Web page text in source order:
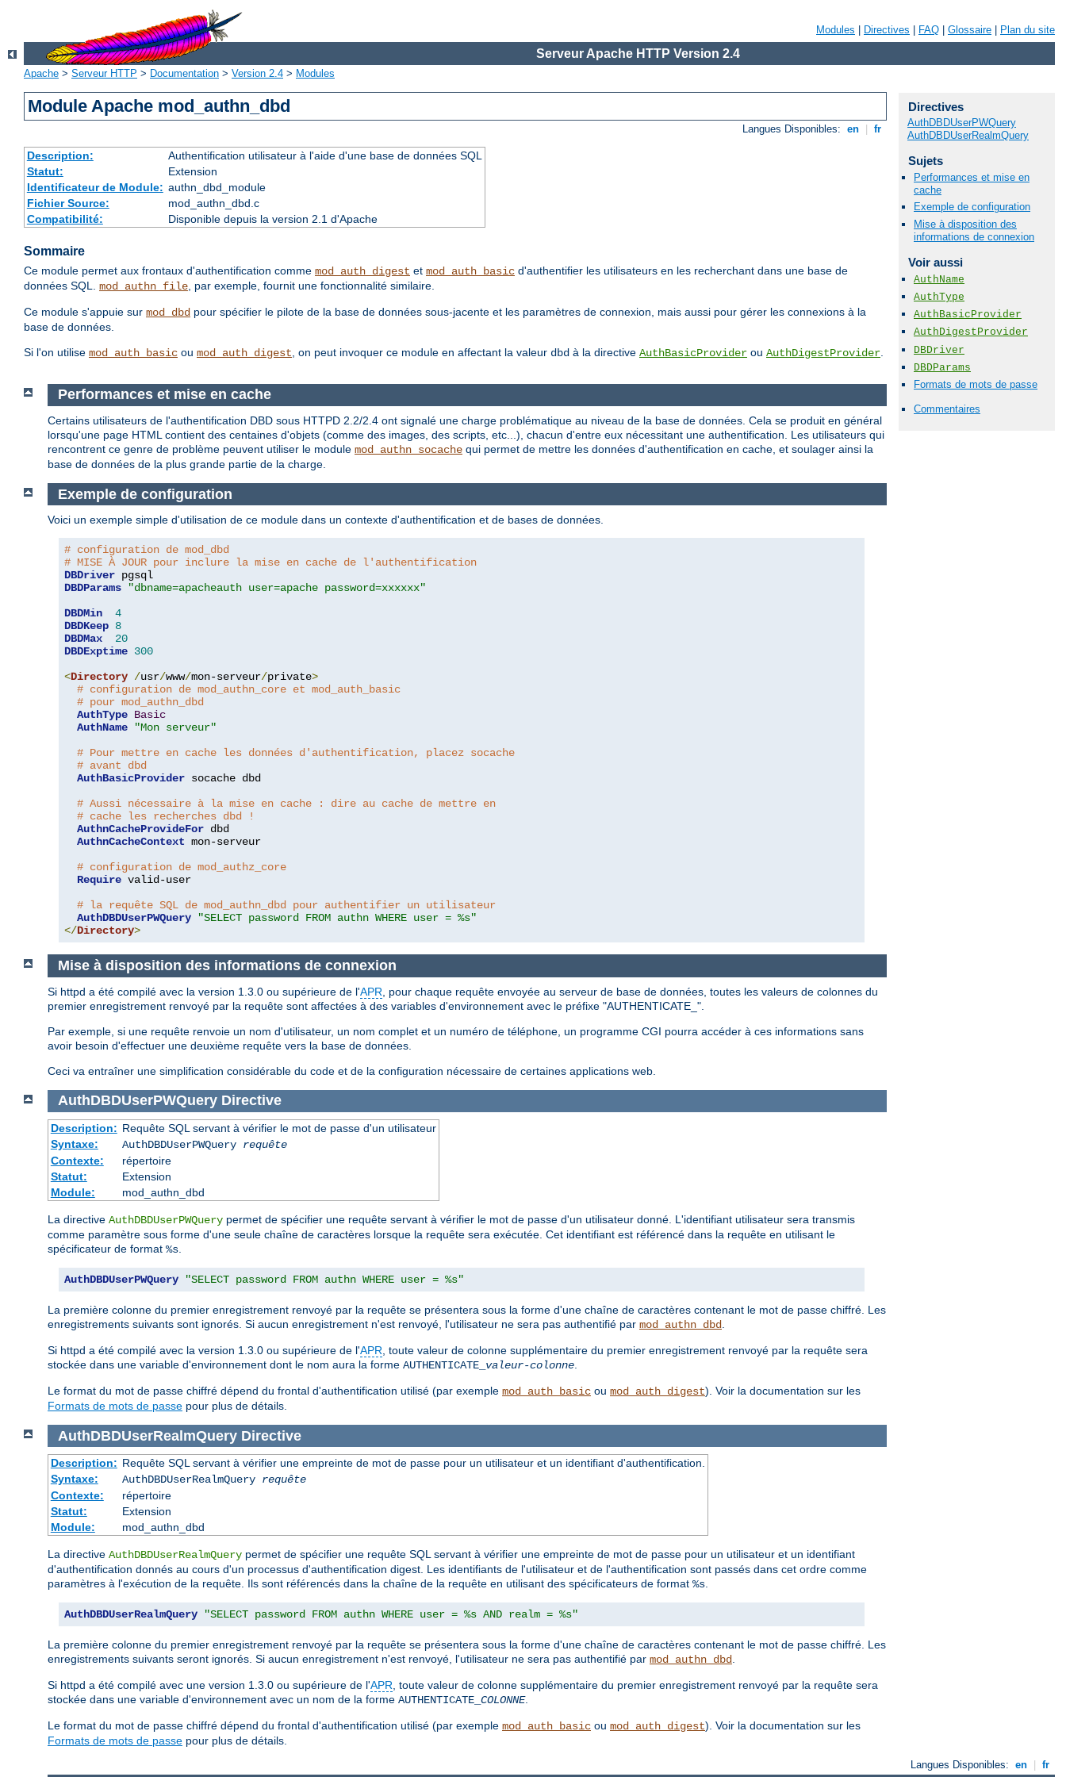
Modules Directives FAQ Glossaire Plan du site
Serveur Apache HTTP Version 2.4
Apache > Serveur HTTP > Documentation > Version 2.4 > Modules
Module Apache mod_authn_dbd
Langues Disponibles: en fr
Description:
Authentification utilisateur à l'aide d'une base de données SQL
Statut:
Extension
Identificateur de Module: authn_dbd_module
Fichier Source:
mod_authn_dbd.c
Compatibilité:
Disponible depuis la version 2.1 d'Apache
Sommaire
Ce module permet aux frontaux d'authentification comme mod_auth_digest et mod_auth_basic d'authentifier les utilisateurs en les recherchant dans une base de
données SQL. mod_authn_file, par exemple, fournit une fonctionnalité similaire.
Ce module s'appuie sur mod_dbd pour spécifier le pilote de la base de données sous-jacente et les paramètres de connexion, mais aussi pour gérer les connexions à la
base de données.
Si l'on utilise mod_auth_basic ou mod_auth_digest, on peut invoquer ce module en affectant la valeur dbd à la directive AuthBasicProvider ou AuthDigestProvider.
Directives
AuthDBDUserPWQuery
AuthDBDUserRealmQuery
Sujets
Performances et mise en
cache
Exemple de configuration
Mise à disposition des
informations de connexion
Voir aussi
AuthName
AuthType
AuthBasicProvider
AuthDigestProvider
DBDriver
DBDParams
Formats de mots de passe
Commentaires
Performances et mise en cache
Certains utilisateurs de l'authentification DBD sous HTTPD 2.2/2.4 ont signalé une charge problématique au niveau de la base de données. Cela se produit en général
lorsqu'une page HTML contient des centaines d'objets (comme des images, des scripts, etc...), chacun d'entre eux nécessitant une authentification. Les utilisateurs qui
rencontrent ce genre de problème peuvent utiliser le module mod_authn_socache qui permet de mettre les données d'authentification en cache, et soulager ainsi la
base de données de la plus grande partie de la charge.
Exemple de configuration
Voici un exemple simple d'utilisation de ce module dans un contexte d'authentification et de bases de données.
# configuration de mod_dbd
# MISE À JOUR pour inclure la mise en cache de l'authentification
DBDriver
DBDParams
"dbname=apacheauth user=apache password=xxxxxx"
DBDMin
4
DBDKeep 8
DBDMax
20
DBDExptime 300
<Directory /usr/www/mon-serveur/private>
# configuration de mod_authn_core et mod_auth_basic
# pour mod_authn_dbd
AuthType Basic
AuthName
"Mon serveur"
# Pour mettre en cache les données d'authentification, placez socache
# avant dbd
AuthBasicProvider socache dbd
# Aussi nécessaire à la mise en cache : dire au cache de mettre en
# cache les recherches dbd !
AuthnCacheProvideFor dbd
AuthnCacheContext mon-serveur
# configuration de mod_authz_core
Require valid-user
# la requête SQL de mod_authn_dbd pour authentifier un utilisateur
AuthDBDUserPWQuery
"SELECT password FROM authn WHERE user = %s"
</Directory>
Mise à disposition des informations de connexion
Si httpd a été compilé avec la version 1.3.0 ou supérieure de l'APR , pour chaque requête envoyée au serveur de base de données, toutes les valeurs de colonnes du
premier enregistrement renvoyé par la requête sont affectées à des variables d'environnement avec le préfixe "AUTHENTICATE_".
Par exemple, si une requête renvoie un nom d'utilisateur, un nom complet et un numéro de téléphone, un programme CGI pourra accéder à ces informations sans
avoir besoin d'effectuer une deuxième requête vers la base de données.
Ceci va entraîner une simplification considérable du code et de la configuration nécessaire de certaines applications web.
AuthDBDUserPWQuery Directive
Description: Requête SQL servant à vérifier le mot de passe d'un utilisateur
Syntaxe:
AuthDBDUserPWQuery requête
Contexte:
répertoire
Statut:
Extension
Module:
mod_authn_dbd
La directive AuthDBDUserPWQuery permet de spécifier une requête servant à vérifier le mot de passe d'un utilisateur donné. L'identifiant utilisateur sera transmis
comme paramètre sous forme d'une seule chaîne de caractères lorsque la requête sera exécutée. Cet identifiant est référencé dans la requête en utilisant le
spécificateur de format %s
AuthDBDUserPWQuery "SELECT password FROM authn WHERE user = %s"
La première colonne du premier enregistrement renvoyé par la requête se présentera sous la forme d'une chaîne de caractères contenant le mot de passe chiffré. Les
enregistrements suivants sont ignorés. Si aucun enregistrement n'est renvoyé, l'utilisateur ne sera pas authentifié par mod_authn_dbd
Si httpd a été compilé avec la version 1.3.0 ou supérieure de l'APR , toute valeur de colonne supplémentaire du premier enregistrement renvoyé par la requête sera
stockée dans une variable d'environnement dont le nom aura la forme AUTHENTICATE_ valeur-colonne
Le format du mot de passe chiffré dépend du frontal d'authentification utilisé (par exemple mod_auth_basic ou mod_auth_digest). Voir la documentation sur les
Formats de mots de passe pour plus de détails.
AuthDBDUserRealmQuery Directive
Description: Requête SQL servant à vérifier une empreinte de mot de passe pour un utilisateur et un identifiant d'authentification.
Syntaxe:
AuthDBDUserRealmQuery requête
Contexte:
répertoire
Statut:
Extension
Module:
mod_authn_dbd
La directive AuthDBDUserRealmQuery permet de spécifier une requête SQL servant à vérifier une empreinte de mot de passe pour un utilisateur et un identifiant
d'authentification donnés au cours d'un processus d'authentification digest. Les identifiants de l'utilisateur et de l'authentification sont passés dans cet ordre comme
paramètres à l'exécution de la requête. Ils sont référencés dans la chaîne de la requête en utilisant des spécificateurs de format %s.
AuthDBDUserRealmQuery "SELECT password FROM authn WHERE user = %s AND realm = %s"
La première colonne du premier enregistrement renvoyé par la requête se présentera sous la forme d'une chaîne de caractères contenant le mot de passe chiffré. Les
enregistrements suivants seront ignorés. Si aucun enregistrement n'est renvoyé, l'utilisateur ne sera pas authentifié par mod_authn_dbd.
Si httpd a été compilé avec une version 1.3.0 ou supérieure de l'APR, toute valeur de colonne supplémentaire du premier enregistrement renvoyé par la requête sera
stockée dans une variable d'environnement avec un nom de la forme AUTHENTICATE_ COLONNE.
Le format du mot de passe chiffré dépend du frontal d'authentification utilisé (par exemple mod_auth_basic ou mod_auth_digest). Voir la documentation sur les
Formats de mots de passe pour plus de détails.
Langues Disponibles: en fr